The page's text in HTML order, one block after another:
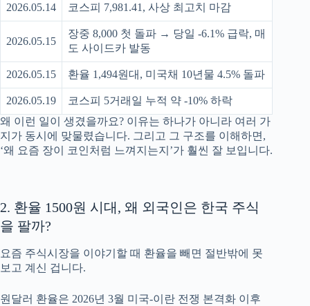
2026.05.14 코스피 7,981.41, 사상 최고치 마감
2026.05.15
장중 8,000 첫 돌파 → 당일 -6.1% 급락, 매
도 사이드카 발동
2026.05.15 환율 1,494원대, 미국채 10년물 4.5% 돌파
2026.05.19
코스피 5거래일 누적 약 -10% 하락
왜 이런 일이 생겼을까요? 이유는 하나가 아니라 여러 가
지가 동시에 맞물렸습니다. 그리고 그 구조를 이해하면,
‘왜 요즘 장이 코인처럼 느껴지는지’가 훨씬 잘 보입니다.
2. 환율 1500원 시대, 왜 외국인은 한국 주식
을 팔까?
요즘 주식시장을 이야기할 때 환율을 빼면 절반밖에 못
보고 계신 겁니다.
원달러 환율은 2026년 3월 미국-이란 전쟁 본격화 이후